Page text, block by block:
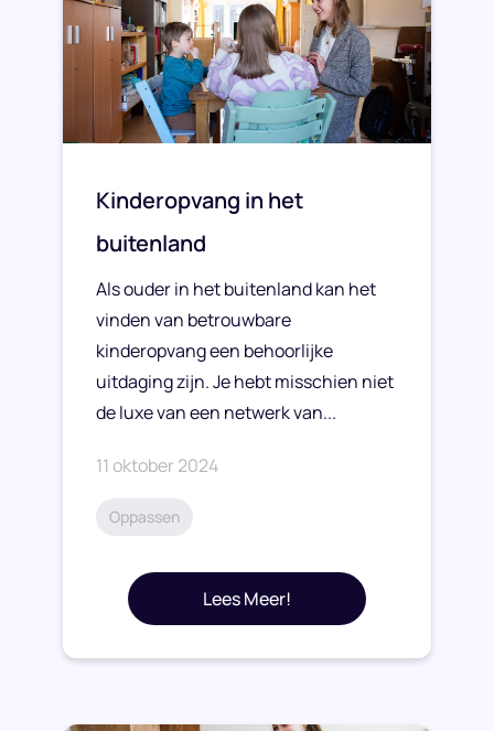
Kinderopvang in het
buitenland
Als ouder in het buitenland kan het
vinden van betrouwbare
kinderopvang een behoorlijke
uitdaging zijn. Je hebt misschien niet
de luxe van een netwerk van...
11 oktober 2024
Oppassen
Lees Meer!